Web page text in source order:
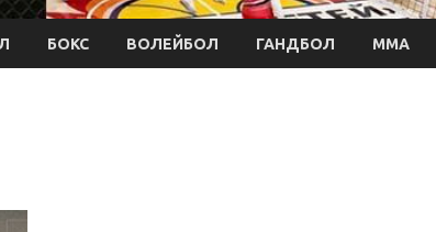
БОКС ВОЛЕЙБОЛ ГАНДБОЛ ММА